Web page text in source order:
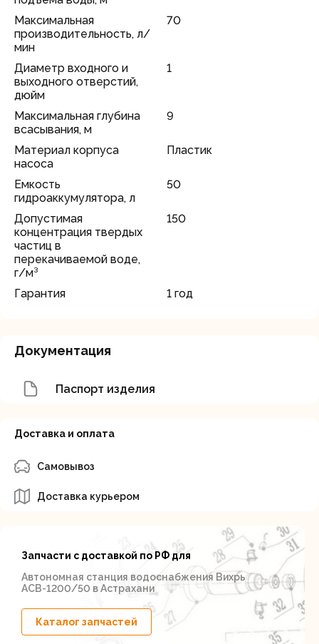
Максимальная
производительность, л/
мин
70
Диаметр входного и
выходного отверстий,
дюйм
1
Максимальная глубина
всасывания, м
9
Материал корпуса
насоса
Пластик
Емкость
гидроаккумулятора, л
50
Допустимая
концентрация твердых
частиц в
перекачиваемой воде,
г/м³
150
Гарантия 1 год
Документация
Паспорт изделия
Доставка и оплата
Самовывоз
Доставка курьером
Запчасти с доставкой по РФ для
Автономная станция водоснабжения Вихрь
АСВ-1200/50 в Астрахани
Каталог запчастей